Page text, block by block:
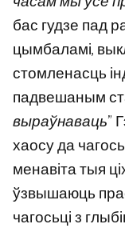
бас гудзе пад
цымбаламі,
стомленасць
падвешаным
выраўнаваць”
хаосу да
менавіта тыя
ўзвышаюць
чагосьці з